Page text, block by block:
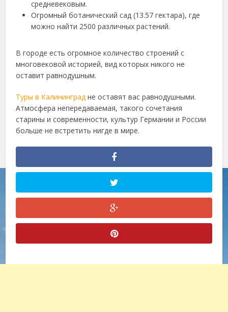
средневековым.
Огромный ботанический сад (13.57 гектара), где
можно найти 2500 различных растений.
В городе есть огромное количество строений с
многовековой историей, вид которых никого не
оставит равнодушным.
Туры в Калининград не оставят вас равнодушными.
Атмосфера непередаваемая, такого сочетания
старины и современности, культур Германии и России
больше не встретить нигде в мире.